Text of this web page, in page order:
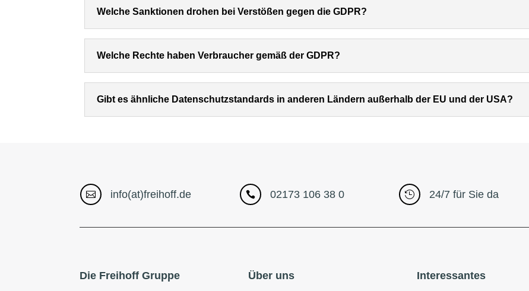
Welche Sanktionen drohen bei Verstößen gegen die GDPR?
Welche Rechte haben Verbraucher gemäß der GDPR?
Gibt es ähnliche Datenschutzstandards in anderen Ländern außerhalb der EU und der USA?
 info(at)freihoff.de  02173 106 38 0  24/7 für Sie da
Die Freihoff Gruppe Über uns Interessantes